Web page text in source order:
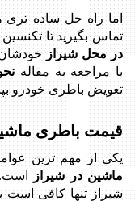
اما راه حل ساده تری
تماس بگیرید تا
در محل شیرازخودشان
با مراجعه به مقاله
تعویض باطری خودرو
قیمت باطری
یکی از مهم ترین
ماشین در شیرازاست.
شیراز تنها کافی است